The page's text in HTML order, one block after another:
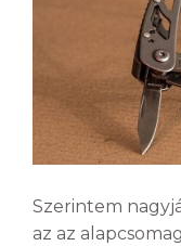
Szerintem
az az